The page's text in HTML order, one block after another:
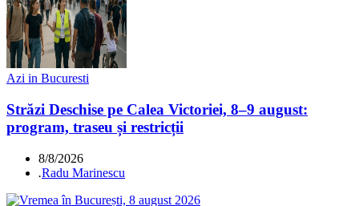
Azi in Bucuresti
Străzi Deschise pe Calea Victoriei, 8–9 august:
program, traseu și restricții
8/8/2026
.Radu Marinescu